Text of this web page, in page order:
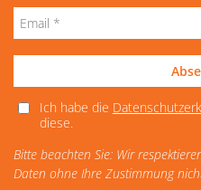
Ich habe die
diese.
Bitte beachten Sie: Wir
Daten ohne Ihre Zustimmung